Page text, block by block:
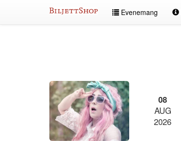
Evenemang
08
AUG
2026